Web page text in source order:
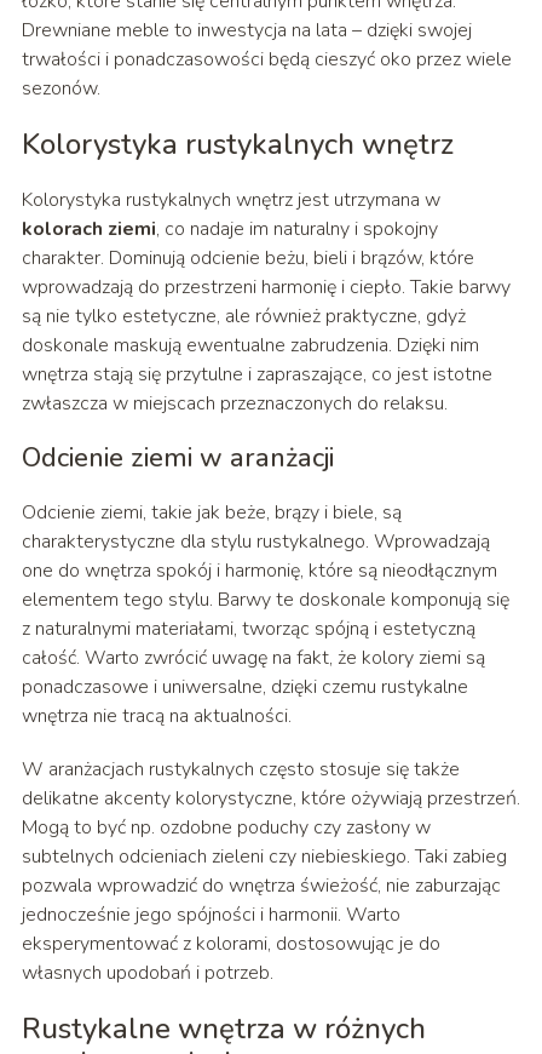
Drewniane meble to inwestycja na lata – dzięki swojej
trwałości i ponadczasowości będą cieszyć oko przez wiele
sezonów.
Kolorystyka rustykalnych wnętrz
Kolorystyka rustykalnych wnętrz jest utrzymana w
kolorach ziemi, co nadaje im naturalny i spokojny
charakter. Dominują odcienie beżu, bieli i brązów, które
wprowadzają do przestrzeni harmonię i ciepło. Takie barwy
są nie tylko estetyczne, ale również praktyczne, gdyż
doskonale maskują ewentualne zabrudzenia. Dzięki nim
wnętrza stają się przytulne i zapraszające, co jest istotne
zwłaszcza w miejscach przeznaczonych do relaksu.
Odcienie ziemi w aranżacji
Odcienie ziemi, takie jak beże, brązy i biele, są
charakterystyczne dla stylu rustykalnego. Wprowadzają
one do wnętrza spokój i harmonię, które są nieodłącznym
elementem tego stylu. Barwy te doskonale komponują się
z naturalnymi materiałami, tworząc spójną i estetyczną
całość. Warto zwrócić uwagę na fakt, że kolory ziemi są
ponadczasowe i uniwersalne, dzięki czemu rustykalne
wnętrza nie tracą na aktualności.
W aranżacjach rustykalnych często stosuje się także
delikatne akcenty kolorystyczne, które ożywiają przestrzeń.
Mogą to być np. ozdobne poduchy czy zasłony w
subtelnych odcieniach zieleni czy niebieskiego. Taki zabieg
pozwala wprowadzić do wnętrza świeżość, nie zaburzając
jednocześnie jego spójności i harmonii. Warto
eksperymentować z kolorami, dostosowując je do
własnych upodobań i potrzeb.
Rustykalne wnętrza w różnych